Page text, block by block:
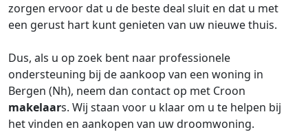
zorgen ervoor dat u de beste deal sluit en dat u met
een gerust hart kunt genieten van uw nieuwe thuis.
Dus, als u op zoek bent naar professionele
ondersteuning bij de aankoop van een woning in
Bergen (Nh), neem dan contact op met Croon
makelaars. Wij staan voor u klaar om u te helpen bij
het vinden en aankopen van uw droomwoning.